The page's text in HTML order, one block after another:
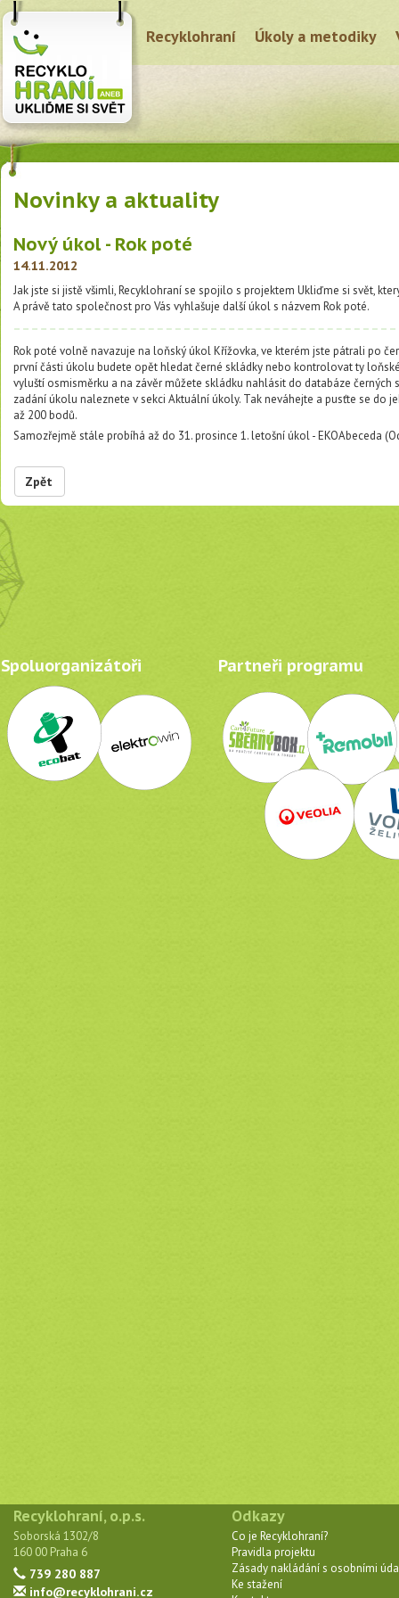
Recyklohraní Úkoly a metodiky
Novinky a aktuality
Nový úkol - Rok poté
14.11.2012
Jak jste si jistě všimli, Recyklohraní se spojilo s projektem Ukliďme si svět,
A právě tato společnost pro Vás vyhlašuje další úkol s názvem Rok poté.
Rok poté volně navazuje na loňský úkol Křížovka, ve kterém jste pátrali po
první části úkolu budete opět hledat černé skládky nebo kontrolovat ty
vyluští osmisměrku a na závěr můžete skládku nahlásit do databáze
zadání úkolu naleznete v sekci Aktuální úkoly. Tak neváhejte a pusťte se do
až 200 bodů.
Samozřejmě stále probíhá až do 31. prosince 1. letošní úkol - EKOAbeceda
Zpět
Spoluorganizátoři Partneři programu
Recyklohraní, o.p.s.
Soborská 1302/8
160 00 Praha 6
739 280 887
info@recyklohrani.cz
Odkazy
Co je Recyklohraní?
Pravidla projektu
Zásady nakládání s osobními
Ke stažení